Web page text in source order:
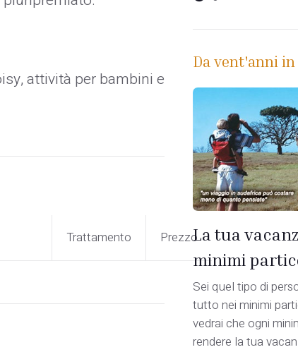
attività per bambini e
Trattamento Prezzo
Da vent'anni in
La tua
minimi
Sei quel tipo di
tutto nei minimi
vedrai che ogni
rendere la tua